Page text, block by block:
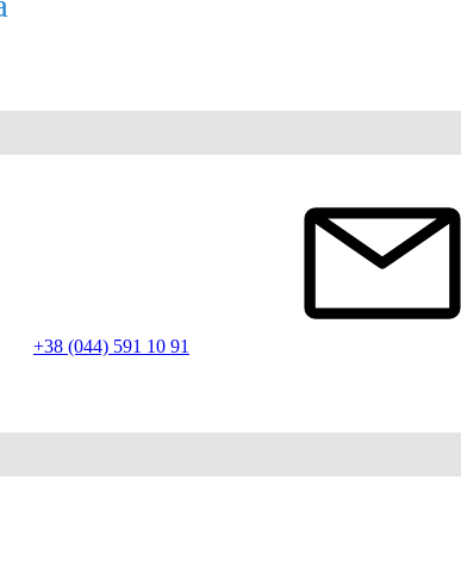
+38 (044) 591 10 91